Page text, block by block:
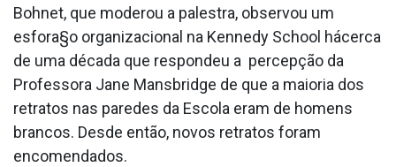
Bohnet, que moderou a palestra, observou um
esfora§o organizacional na Kennedy School hácerca
de uma década que respondeu a percepção da
Professora Jane Mansbridge de que a maioria dos
retratos nas paredes da Escola eram de homens
brancos. Desde então, novos retratos foram
encomendados.